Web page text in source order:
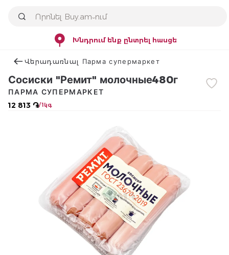
Խնդրում ենք ընտրել հասցե
Վերադառնալ Парма супермаркет
Сосиски "Ремит" молочные480г
12 813 ֏/ 1կգ
ПАРМА СУПЕРМАРКЕТ